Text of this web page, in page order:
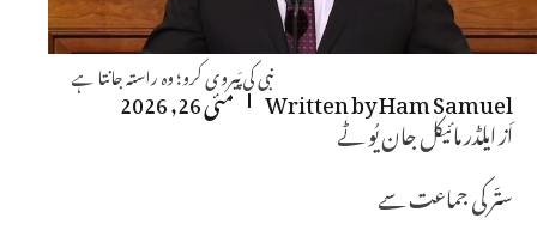
نبی کی پَیروی کرو؛ وہ راستہ جانتا ہےWritten byHam Samuel مئی 26, 2026
اَز ایلڈر مائیکل جان یُو ٹے
ستّر کی جماعت سے